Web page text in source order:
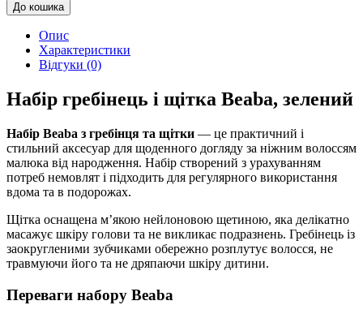
До кошика
Опис
Характеристики
Відгуки (0)
Набір гребінець і щітка Beaba, зелений
Набір Beaba з гребінця та щітки — це практичний і
стильний аксесуар для щоденного догляду за ніжним волоссям
малюка від народження. Набір створений з урахуванням
потреб немовлят і підходить для регулярного використання
вдома та в подорожах.
Щітка оснащена м’якою нейлоновою щетиною, яка делікатно
масажує шкіру голови та не викликає подразнень. Гребінець із
заокругленими зубчиками обережно розплутує волосся, не
травмуючи його та не дряпаючи шкіру дитини.
Переваги набору Beaba